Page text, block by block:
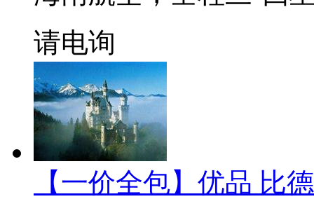
请电询
【一价全包】优品 比